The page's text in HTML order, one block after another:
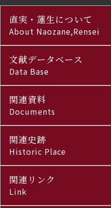
直実・蓮生について
About Naozane,Rensei
文献データベース
Data Base
関連資料
Documents
関連史跡
Historic Place
関連リンク
Link